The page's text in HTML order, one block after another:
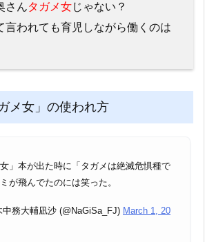
さんタガメ女じゃない？
言われても育児しながら働くのは
メ女」の使われ方
」本が出た時に「タガメは絶滅危惧種で
が飛んでたのには笑った。
務大輔凪沙 (@NaGiSa_FJ) March 1, 20